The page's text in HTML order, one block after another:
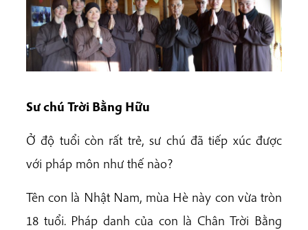
Sư chú Trời Bằng Hữu
Ở độ tuổi còn rất trẻ, sư chú đã tiếp xúc được
với pháp môn như thế nào?
Tên con là Nhật Nam, mùa Hè này con vừa tròn
18 tuổi. Pháp danh của con là Chân Trời Bằng